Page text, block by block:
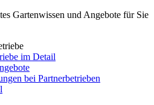
Gartenwissen und Angebote für Sie
im Detail
bei Partnerbetrieben